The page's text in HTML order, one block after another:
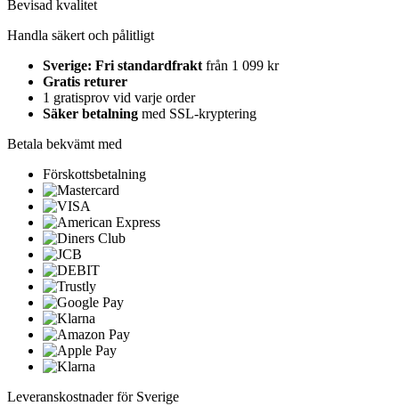
Bevisad kvalitet
Handla säkert och pålitligt
Sverige: Fri standardfrakt från 1 099 kr
Gratis returer
1 gratisprov vid varje order
Säker betalning med SSL-kryptering
Betala bekvämt med
Förskottsbetalning
Leveranskostnader för Sverige